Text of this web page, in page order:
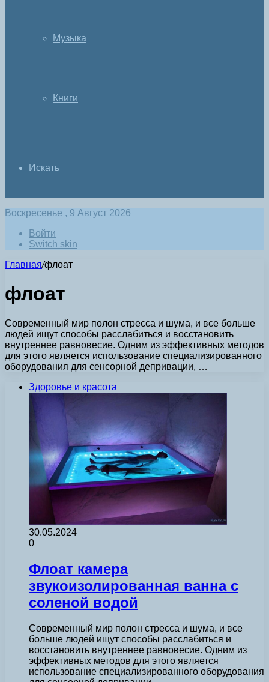
Музыка
Книги
Искать
Воскресенье , 9 Август 2026
Войти
Switch skin
Главная/флоат
флоат
Современный мир полон стресса и шума, и все больше
людей ищут способы расслабиться и восстановить
внутреннее равновесие. Одним из эффективных методов
для этого является использование специализированного
оборудования для сенсорной депривации, …
Здоровье и красота
30.05.2024
0
Флоат камера
звукоизолированная ванна с
соленой водой
Современный мир полон стресса и шума, и все
больше людей ищут способы расслабиться и
восстановить внутреннее равновесие. Одним из
эффективных методов для этого является
использование специализированного оборудования